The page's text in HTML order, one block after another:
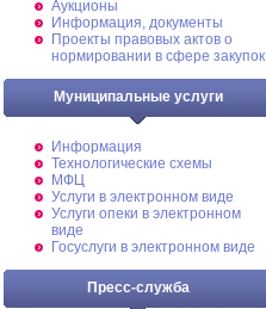
Аукционы
Информация, документы
Проекты правовых актов о
нормировании в сфере закупок
Муниципальные услуги
Информация
Технологические схемы
МФЦ
Услуги в электронном виде
Услуги опеки в электронном
виде
Госуслуги в электронном виде
Пресс-служба